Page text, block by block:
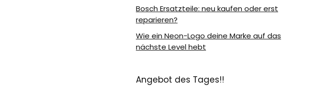
Bosch Ersatzteile: neu kaufen oder erst
reparieren?
Wie ein Neon-Logo deine Marke auf das
nächste Level hebt
Angebot des Tages!!